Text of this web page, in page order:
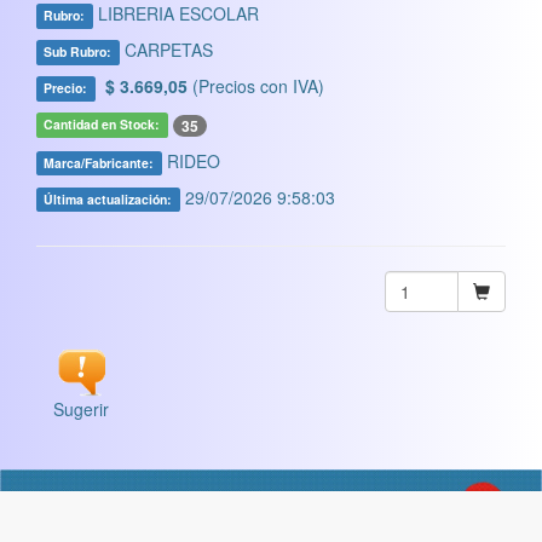
Rubro: LIBRERIA ESCOLAR
Sub Rubro: CARPETAS
Precio: $ 3.669,05 (Precios con IVA)
Cantidad en Stock: 35
Marca/Fabricante: RIDEO
Última actualización: 29/07/2026 9:58:03
Sugerir